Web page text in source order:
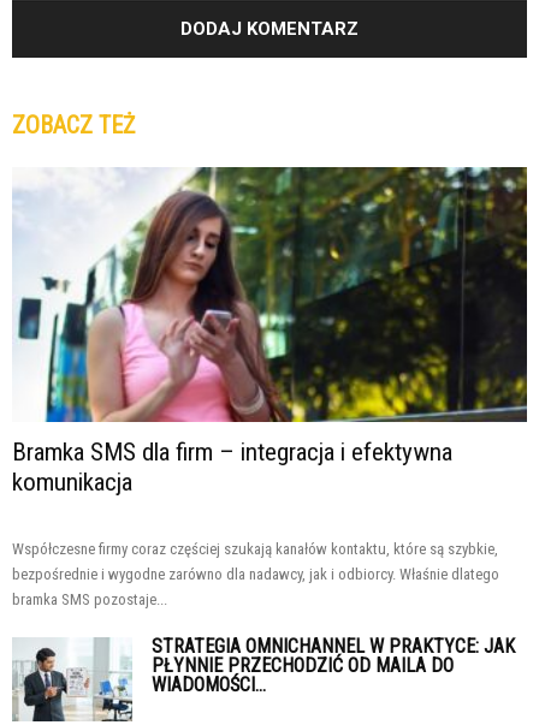
ZOBACZ TEŻ
Bramka SMS dla firm – integracja i efektywna
komunikacja
Współczesne firmy coraz częściej szukają kanałów kontaktu, które są szybkie,
bezpośrednie i wygodne zarówno dla nadawcy, jak i odbiorcy. Właśnie dlatego
bramka SMS pozostaje...
STRATEGIA OMNICHANNEL W PRAKTYCE: JAK
PŁYNNIE PRZECHODZIĆ OD MAILA DO
WIADOMOŚCI...